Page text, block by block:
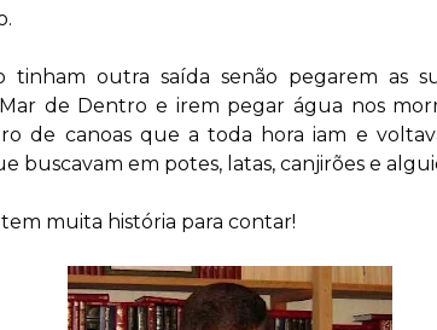
tinham outra saída senão pegarem as
de Dentro e irem pegar água nos
de canoas que a toda hora iam e
buscavam em potes, latas, canjirões e
muita história para contar!